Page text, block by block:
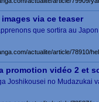
via ce teaser
que sortira au
actualite/article/78910/
promotion vidéo 2 et
Joshikousei no Mudazukai